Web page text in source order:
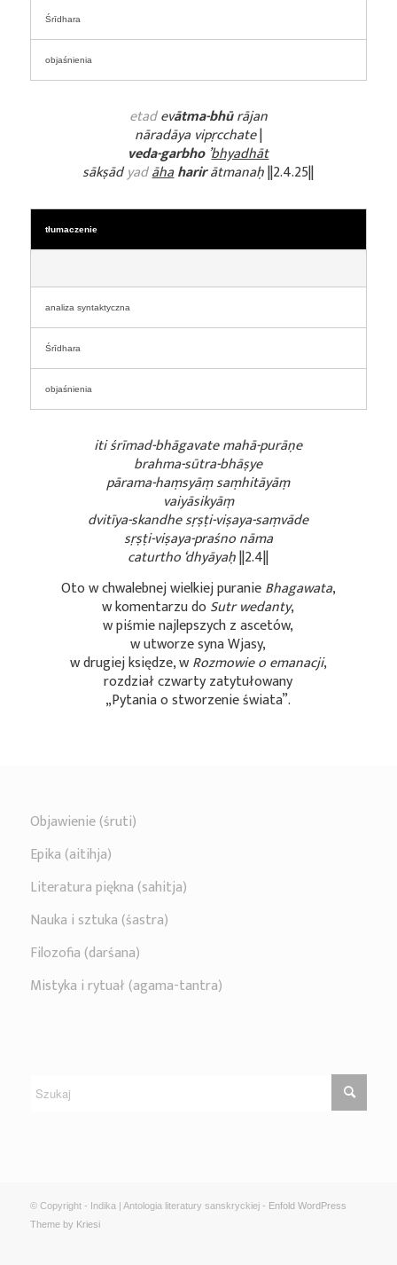
Śrīdhara
objaśnienia
etadevātma-bhūrājan
nāradāya vipṛcchate|
veda-garbho’bhyadhāt
sākṣādyadāhaharirātmanaḥ||2.4.25||
tłumaczenie
analiza syntaktyczna
Śrīdhara
objaśnienia
iti śrīmad-bhāgavate mahā-purāṇe
brahma-sūtra-bhāṣye
pārama-haṃsyāṃ saṃhitāyāṃ
vaiyāsikyāṃ
dvitīya-skandhesṛṣṭi-viṣaya-saṃvāde
sṛṣṭi-viṣaya-praśno nāma
caturtho ‘dhyāyaḥ||2.4||
Oto w chwalebnej wielkiej puranieBhagawata,
w komentarzu do Sutr wedanty,
w piśmie najlepszych z ascetów,
w utworze syna Wjasy,
w drugiej księdze, wRozmowie o emanacji,
rozdział czwarty zatytułowany
„Pytania o stworzenie świata”.
Objawienie (śruti)
Epika (aitihja)
Literatura piękna (sahitja)
Nauka i sztuka (śastra)
Filozofia (darśana)
Mistyka i rytuał (agama-tantra)
© Copyright - Indika | Antologia literatury sanskryckiej - Enfold WordPress
Theme by Kriesi